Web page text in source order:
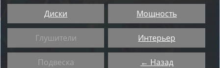
Диски Мощность
Глушители Интерьер
Подвеска ← Назад